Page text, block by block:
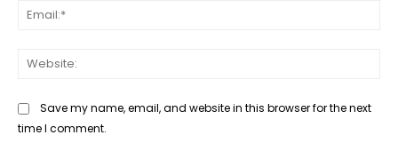
Save my name, email, and website in this browser for the next
time I comment.